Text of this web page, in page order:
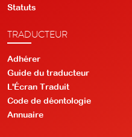
Statuts
TRADUCTEUR
Adhérer
Guide du traducteur
L'Écran Traduit
Code de déontologie
Annuaire